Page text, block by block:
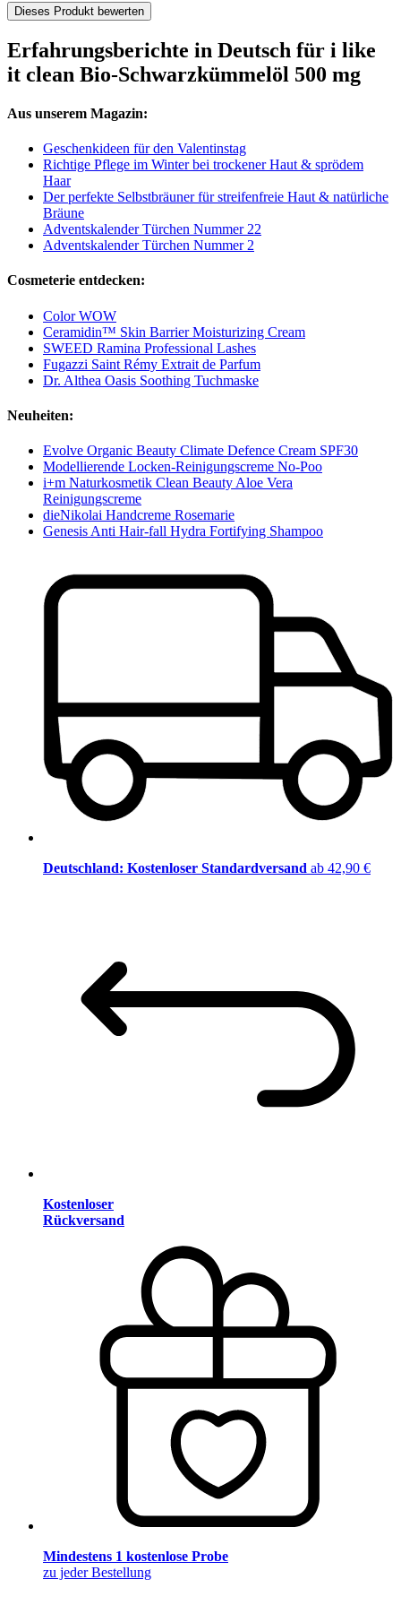
Dieses Produkt bewerten
Erfahrungsberichte in Deutsch für i like
it clean Bio-Schwarzkümmelöl 500 mg
Aus unserem Magazin:
Geschenkideen für den Valentinstag
Richtige Pflege im Winter bei trockener Haut & sprödem
Haar
Der perfekte Selbstbräuner für streifenfreie Haut & natürliche
Bräune
Adventskalender Türchen Nummer 22
Adventskalender Türchen Nummer 2
Cosmeterie entdecken:
Color WOW
Ceramidin™ Skin Barrier Moisturizing Cream
SWEED Ramina Professional Lashes
Fugazzi Saint Rémy Extrait de Parfum
Dr. Althea Oasis Soothing Tuchmaske
Neuheiten:
Evolve Organic Beauty Climate Defence Cream SPF30
Modellierende Locken-Reinigungscreme No-Poo
i+m Naturkosmetik Clean Beauty Aloe Vera
Reinigungscreme
dieNikolai Handcreme Rosemarie
Genesis Anti Hair-fall Hydra Fortifying Shampoo
Deutschland: Kostenloser Standardversand ab 42,90 €
Kostenloser
Rückversand
Mindestens 1 kostenlose Probe
zu jeder Bestellung